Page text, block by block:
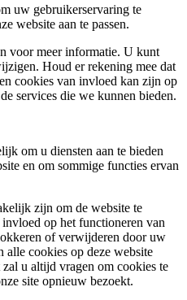
uw gebruikerservaring te
website aan te passen.
voor meer informatie. U kunt
Houd er rekening mee dat
cookies van invloed kan zijn op
services die we kunnen bieden.
om u diensten aan te bieden
en om sommige functies ervan
zijn om de website te
op het functioneren van
of verwijderen door uw
cookies op deze website
u altijd vragen om cookies te
site opnieuw bezoekt.